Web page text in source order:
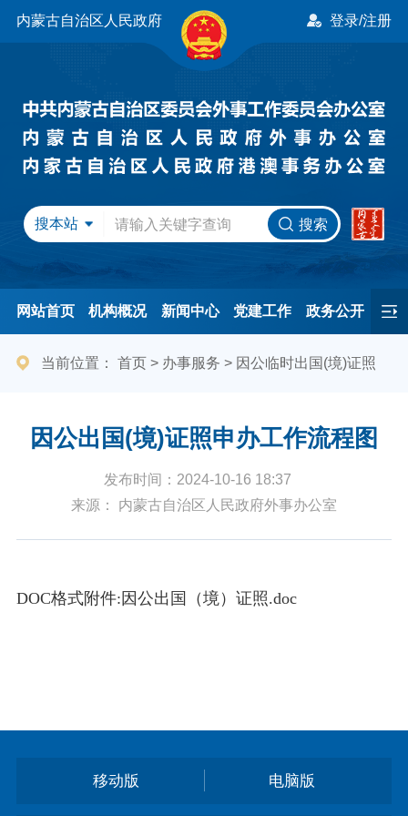
内蒙古自治区人民政府 登录/注册
搜本站 搜索
网站首页 机构概况 新闻中心 党建工作 政务公开
办事服务 民间友好 港澳事务 互动交流 专题专栏
当前位置： 首页> 办事服务 > 因公临时出国(境)证照
因公出国(境)证照申办工作流程图
发布时间：2024-10-16 18:37
来源： 内蒙古自治区人民政府外事办公室
DOC格式附件: 因公出国（境）证照.doc
移动版 电脑版